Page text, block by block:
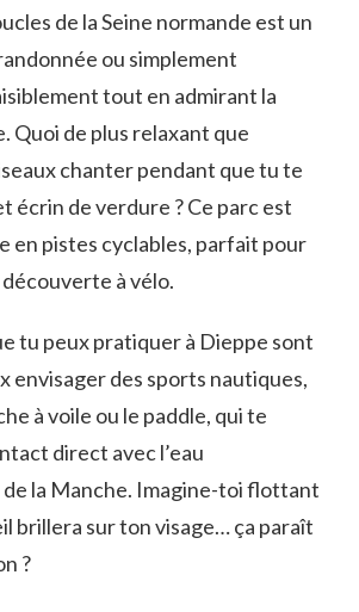
de la Seine normande est un
ou simplement
tout en admirant la
Quoi de plus relaxant que
chanter pendant que tu te
écrin de verdure ? Ce parc est
en pistes cyclables, parfait pour
à vélo.
tu peux pratiquer à Dieppe sont
envisager des sports nautiques,
à voile ou le paddle, qui te
direct avec l’eau
la Manche. Imagine-toi flottant
brillera sur ton visage… ça paraît
?